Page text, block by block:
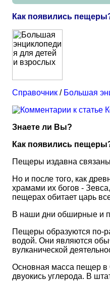
Как появились
Справочник / Большая
Знаете ли Вы?
Как появились
Пещеры издавна
Но и после того, как
храмами их богов -
пещерах обитает царь
В наши дни обширные и
Пещеры образуются по-
водой. Они являются
вулканической
Основная масса пещер в
двуокись углерода. В